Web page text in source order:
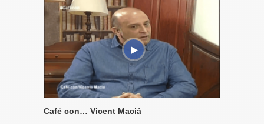
Café con… Vicent Maciá